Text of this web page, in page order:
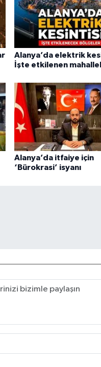
Alanya’da elektrik
İşte etkilenen
Alanya’da itfaiye için
‘Bürokrasi’ isyanı